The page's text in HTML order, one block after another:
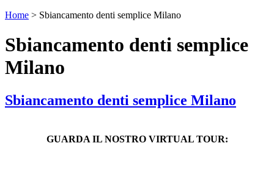
Home > Sbiancamento denti semplice Milano
Sbiancamento denti semplice
Milano
Sbiancamento denti semplice Milano
GUARDA IL NOSTRO VIRTUAL TOUR: